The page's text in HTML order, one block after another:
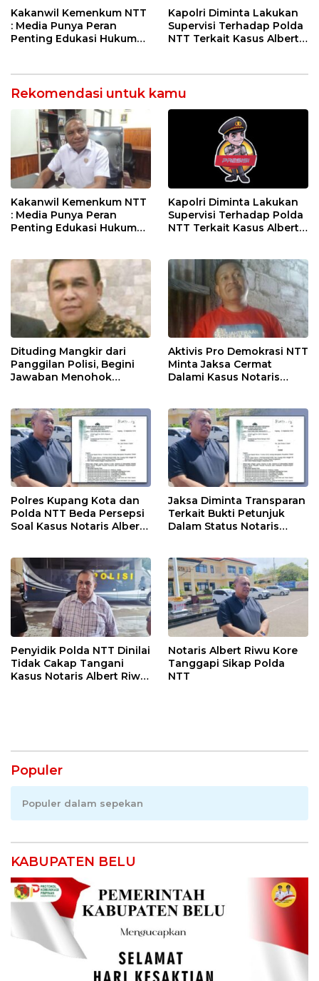
Kakanwil Kemenkum NTT
: Media Punya Peran
Penting Edukasi Hukum
Kapolri Diminta Lakukan
Supervisi Terhadap Polda
NTT Terkait Kasus Albert
Rekomendasi untuk kamu
Kakanwil Kemenkum NTT
: Media Punya Peran
Penting Edukasi Hukum
Kapolri Diminta Lakukan
Supervisi Terhadap Polda
NTT Terkait Kasus Albert
Dituding Mangkir dari
Panggilan Polisi, Begini
Jawaban Menohok
Aktivis Pro Demokrasi NTT
Minta Jaksa Cermat
Dalami Kasus Notaris
Polres Kupang Kota dan
Polda NTT Beda Persepsi
Soal Kasus Notaris Albert
Jaksa Diminta Transparan
Terkait Bukti Petunjuk
Dalam Status Notaris
Penyidik Polda NTT Dinilai
Tidak Cakap Tangani
Kasus Notaris Albert Riwu
Notaris Albert Riwu Kore
Tanggapi Sikap Polda
NTT
Populer
Populer dalam sepekan
KABUPATEN BELU